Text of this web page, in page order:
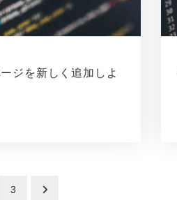
ジを新しく追加しよ
3